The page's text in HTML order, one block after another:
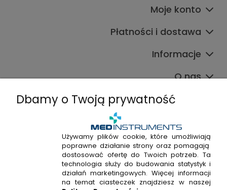
Moje konto
Płatności i dostawa
Informacje
O nas
+48 720 915 338
+48 22 298 53 38
Napisz do nas!
Dbamy o Twoją prywatność
Używamy plików cookie, które umożliwiają
poprawne działanie strony oraz pomagają
dostosować ofertę do Twoich potrzeb. Ta
technologia służy do budowania statystyk i
działań marketingowych. Więcej informacji
na temat ciasteczek znajdziesz w naszej